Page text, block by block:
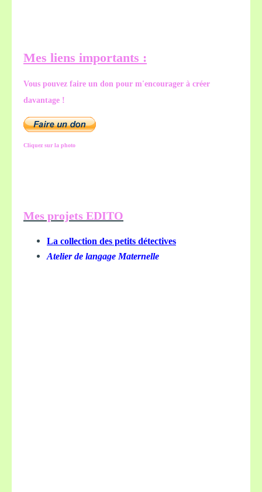
Mes liens importants :
Vous pouvez faire un don pour m'encourager à créer
davantage !
Cliquez sur la photo
Mes projets EDITO
La collection des petits détectives
Atelier de langage Maternelle